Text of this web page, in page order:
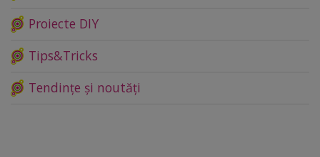
Proiecte DIY
Tips&Tricks
Tendințe și noutăți